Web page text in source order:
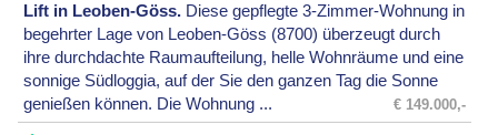
Lift in Leoben-Göss. Diese gepflegte 3-Zimmer-Wohnung in
begehrter Lage von Leoben-Göss (8700) überzeugt durch
ihre durchdachte Raumaufteilung, helle Wohnräume und eine
sonnige Südloggia, auf der Sie den ganzen Tag die Sonne
genießen können. Die Wohnung ...
€ 149.000,-